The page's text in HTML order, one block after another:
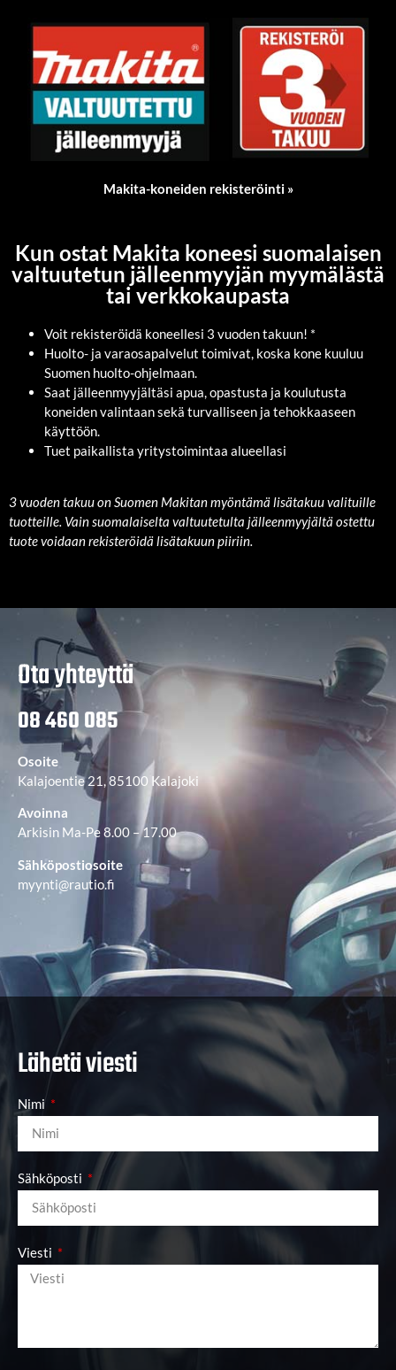
Makita-koneiden rekisteröinti »
Kun ostat Makita koneesi suomalaisen
valtuutetun jälleenmyyjän myymälästä
tai verkkokaupasta
Voit rekisteröidä koneellesi 3 vuoden takuun! *
Huolto- ja varaosapalvelut toimivat, koska kone kuuluu
Suomen huolto-ohjelmaan.
Saat jälleenmyyjältäsi apua, opastusta ja koulutusta
koneiden valintaan sekä turvalliseen ja tehokkaaseen
käyttöön.
Tuet paikallista yritystoimintaa alueellasi
3 vuoden takuu on Suomen Makitan myöntämä lisätakuu valituille
tuotteille. Vain suomalaiselta valtuutetulta jälleenmyyjältä ostettu
tuote voidaan rekisteröidä lisätakuun piiriin.
Ota yhteyttä
08 460 085
Osoite
Kalajoentie 21, 85100 Kalajoki
Avoinna
Arkisin Ma-Pe 8.00 – 17.00
Sähköpostiosoite
myynti@rautio.fi
Lähetä viesti
Nimi
Sähköposti
Viesti